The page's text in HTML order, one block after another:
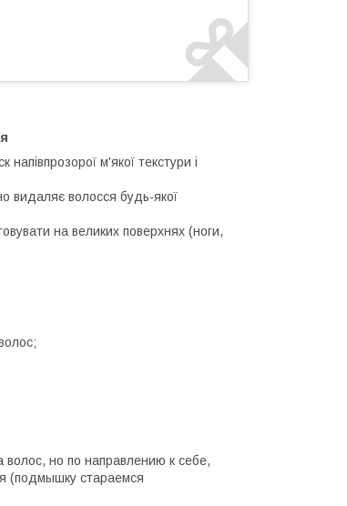
напівпрозорої м'якої текстури і
видаляє волосся будь-якої
на великих поверхнях (ноги,
волос, но по направлению к себе,
(подмышку стараемся